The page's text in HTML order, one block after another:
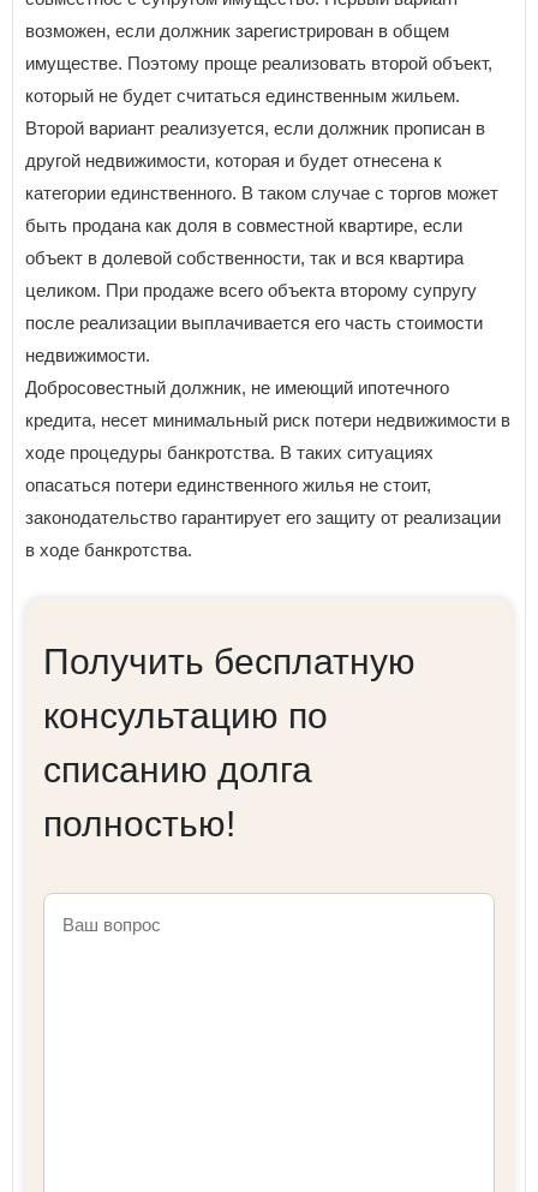
возможен, если должник зарегистрирован в общем
имуществе. Поэтому проще реализовать второй объект,
который не будет считаться единственным жильем.
Второй вариант реализуется, если должник прописан в
другой недвижимости, которая и будет отнесена к
категории единственного. В таком случае с торгов может
быть продана как доля в совместной квартире, если
объект в долевой собственности, так и вся квартира
целиком. При продаже всего объекта второму супругу
после реализации выплачивается его часть стоимости
недвижимости.
Добросовестный должник, не имеющий ипотечного
кредита, несет минимальный риск потери недвижимости в
ходе процедуры банкротства. В таких ситуациях
опасаться потери единственного жилья не стоит,
законодательство гарантирует его защиту от реализации
в ходе банкротства.